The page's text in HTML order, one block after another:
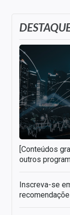
[Conteúdos
outros
Inscreva-se